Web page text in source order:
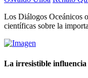
Los Diálogos Oceánicos
científicas sobre la
La irresistible influencia